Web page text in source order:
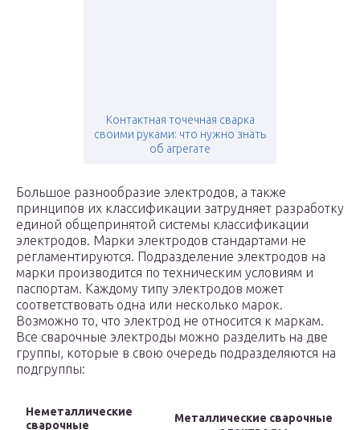
Контактная точечная сварка
своими руками: что нужно знать
об агрегате
Большое разнообразие электродов, а также
принципов их классификации затрудняет разработку
единой общепринятой системы классификации
электродов. Марки электродов стандартами не
регламентируются. Подразделение электродов на
марки производится по техническим условиям и
паспортам. Каждому типу электродов может
соответствовать одна или несколько марок.
Возможно то, что электрод не относится к маркам.
Все сварочные электроды можно разделить на две
группы, которые в свою очередь подразделяются на
подгруппы:
Неметаллические
сварочные
Металлические сварочные